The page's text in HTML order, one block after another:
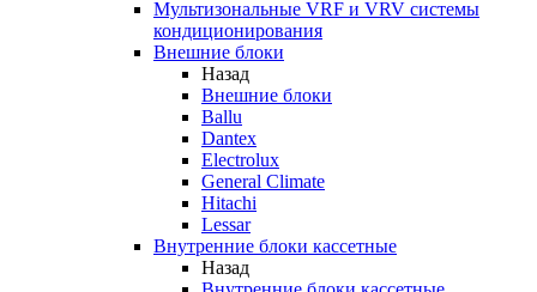
Мультизональные VRF и VRV системы
кондиционирования
Внешние блоки
Назад
Внешние блоки
Ballu
Dantex
Electrolux
General Climate
Hitachi
Lessar
Внутренние блоки кассетные
Назад